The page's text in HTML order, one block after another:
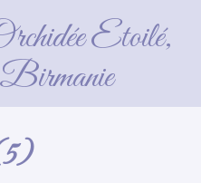
Etoilé,
(5)